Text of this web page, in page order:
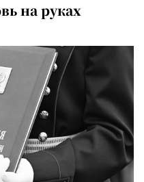
на руках